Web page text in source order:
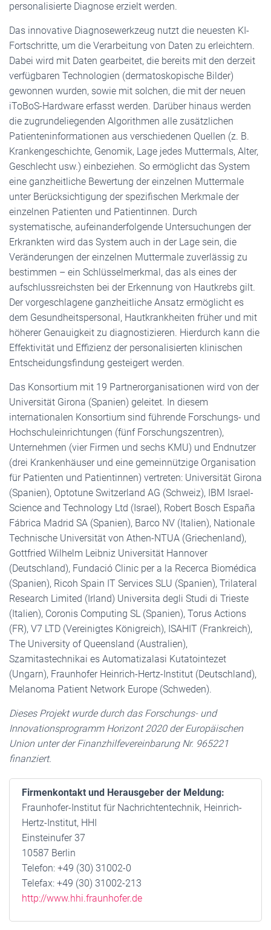
personalisierte Diagnose erzielt werden.
Das innovative Diagnosewerkzeug nutzt die neuesten KI-
Fortschritte, um die Verarbeitung von Daten zu erleichtern.
Dabei wird mit Daten gearbeitet, die bereits mit den derzeit
verfügbaren Technologien (dermatoskopische Bilder)
gewonnen wurden, sowie mit solchen, die mit der neuen
iToBoS-Hardware erfasst werden. Darüber hinaus werden
die zugrundeliegenden Algorithmen alle zusätzlichen
Patienteninformationen aus verschiedenen Quellen (z. B.
Krankengeschichte, Genomik, Lage jedes Muttermals, Alter,
Geschlecht usw.) einbeziehen. So ermöglicht das System
eine ganzheitliche Bewertung der einzelnen Muttermale
unter Berücksichtigung der spezifischen Merkmale der
einzelnen Patienten und Patientinnen. Durch
systematische, aufeinanderfolgende Untersuchungen der
Erkrankten wird das System auch in der Lage sein, die
Veränderungen der einzelnen Muttermale zuverlässig zu
bestimmen – ein Schlüsselmerkmal, das als eines der
aufschlussreichsten bei der Erkennung von Hautkrebs gilt.
Der vorgeschlagene ganzheitliche Ansatz ermöglicht es
dem Gesundheitspersonal, Hautkrankheiten früher und mit
höherer Genauigkeit zu diagnostizieren. Hierdurch kann die
Effektivität und Effizienz der personalisierten klinischen
Entscheidungsfindung gesteigert werden.
Das Konsortium mit 19 Partnerorganisationen wird von der
Universität Girona (Spanien) geleitet. In diesem
internationalen Konsortium sind führende Forschungs- und
Hochschuleinrichtungen (fünf Forschungszentren),
Unternehmen (vier Firmen und sechs KMU) und Endnutzer
(drei Krankenhäuser und eine gemeinnützige Organisation
für Patienten und Patientinnen) vertreten: Universität Girona
(Spanien), Optotune Switzerland AG (Schweiz), IBM Israel-
Science and Technology Ltd (Israel), Robert Bosch España
Fábrica Madrid SA (Spanien), Barco NV (Italien), Nationale
Technische Universität von Athen-NTUA (Griechenland),
Gottfried Wilhelm Leibniz Universität Hannover
(Deutschland), Fundació Clinic per a la Recerca Biomédica
(Spanien), Ricoh Spain IT Services SLU (Spanien), Trilateral
Research Limited (Irland) Universita degli Studi di Trieste
(Italien), Coronis Computing SL (Spanien), Torus Actions
(FR), V7 LTD (Vereinigtes Königreich), ISAHIT (Frankreich),
The University of Queensland (Australien),
Szamitastechnikai es Automatizalasi Kutatointezet
(Ungarn), Fraunhofer Heinrich-Hertz-Institut (Deutschland),
Melanoma Patient Network Europe (Schweden).
Dieses Projekt wurde durch das Forschungs- und
Innovationsprogramm Horizont 2020 der Europäischen
Union unter der Finanzhilfevereinbarung Nr. 965221
finanziert.
Firmenkontakt und Herausgeber der Meldung:
Fraunhofer-Institut für Nachrichtentechnik, Heinrich-
Hertz-Institut, HHI
Einsteinufer 37
10587 Berlin
Telefon: +49 (30) 31002-0
Telefax: +49 (30) 31002-213
http://www.hhi.fraunhofer.de